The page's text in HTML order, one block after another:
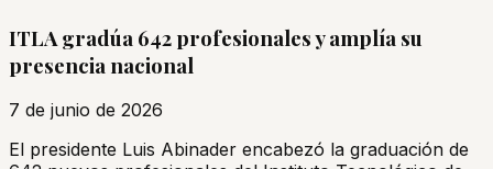
ITLA gradúa 642 profesionales y amplía su
presencia nacional
7 de junio de 2026
El presidente Luis Abinader encabezó la graduación de